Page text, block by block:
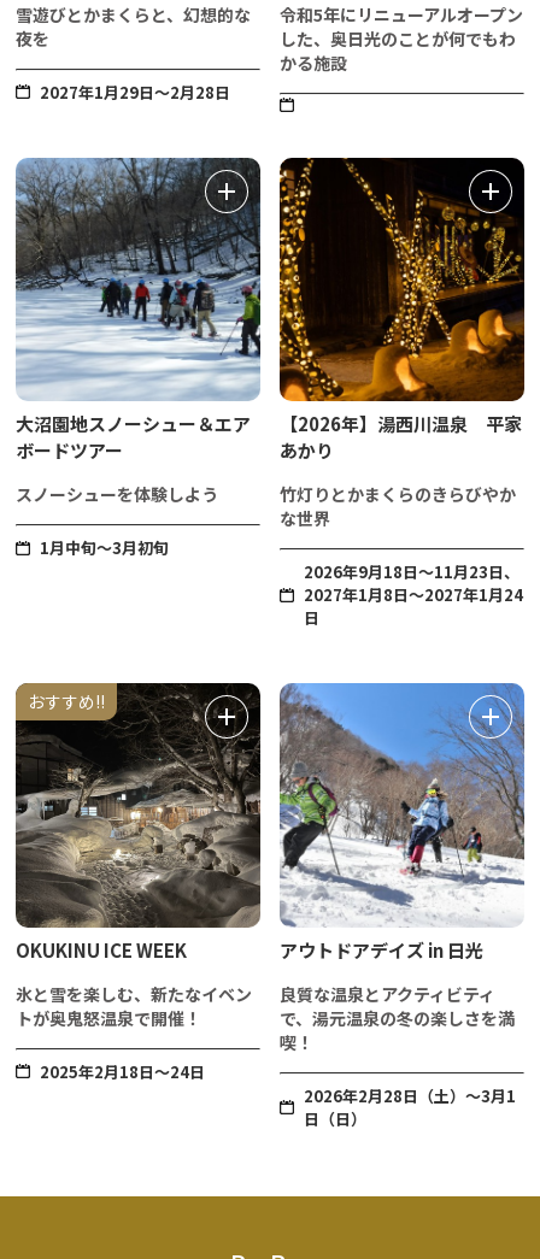
雪遊びとかまくらと、幻想的な
夜を
2027年1月29日～2月28日
令和5年にリニューアルオープン
した、奥日光のことが何でもわ
かる施設
大沼園地スノーシュー＆エア
ボードツアー
スノーシューを体験しよう
1月中旬～3月初旬
【2026年】湯西川温泉 平家
あかり
竹灯りとかまくらのきらびやか
な世界
2026年9月18日〜11月23日、
2027年1月8日～2027年1月24
日
おすすめ!!
OKUKINU ICE WEEK
氷と雪を楽しむ、新たなイベン
トが奥鬼怒温泉で開催！
2025年2月18日～24日
アウトドアデイズ in 日光
良質な温泉とアクティビティ
で、湯元温泉の冬の楽しさを満
喫！
2026年2月28日（土）～3月1
日（日）